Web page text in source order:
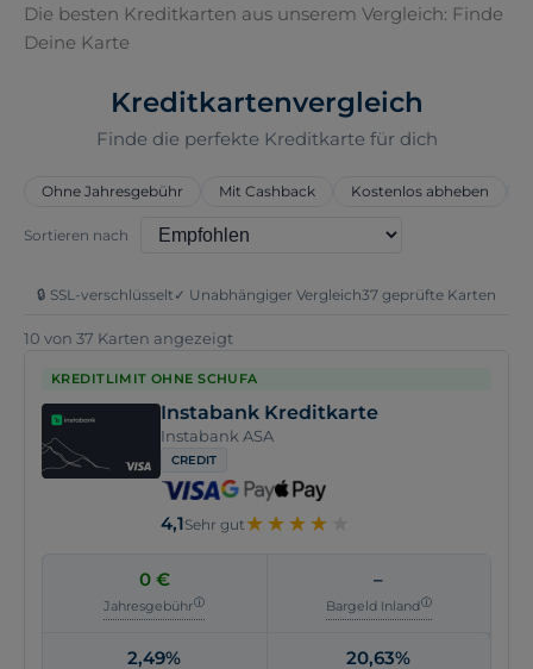
Die besten Kreditkarten aus unserem Vergleich: Finde
Deine Karte
Kreditkartenvergleich
Finde die perfekte Kreditkarte für dich
Ohne Jahresgebühr Mit Cashback Kostenlos abheben
Sortieren nach
🔒 SSL-verschlüsselt ✓ Unabhängiger Vergleich37 geprüfte Karten
10 von 37 Karten angezeigt
KREDITLIMIT OHNE SCHUFA
Instabank Kreditkarte
Instabank ASA
CREDIT
4,1Sehr gut★
★★
★★
★★
★★★
0 €
Jahresgebühr
–
Bargeld Inland
2,49% 20,63%